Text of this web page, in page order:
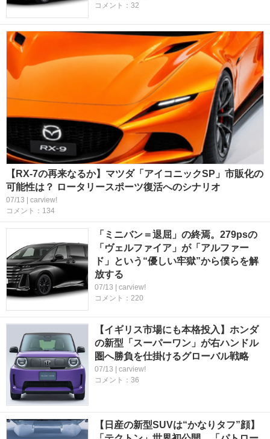
コメント：32
【RX-7の再来なるか】マツダ「アイコニックSP」市販化の
可能性は？ ロータリースポーツ復活へのシナリオ
07/13 | carview!
コメント：134
「ミニバン＝退屈」の終焉。279psの
「ヴェルファイア」が「アルファー
ド」という“優しい牢獄”から僕らを解
放する
07/13 | carview!
コメント：220
【イギリス市場にも本格投入】ホンダ
の新型「スーパーワン」が右ハンドル
圏へ勝負を仕掛けるグローバル戦略
07/13 | carview!
コメント：36
【日産の新型SUVは“かなりタフ”顔】